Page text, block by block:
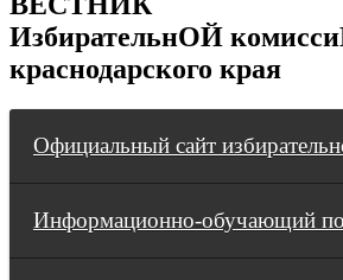
ИзбирательнОЙ
краснодарского края
Официальный сайт
Информационно-обучающий